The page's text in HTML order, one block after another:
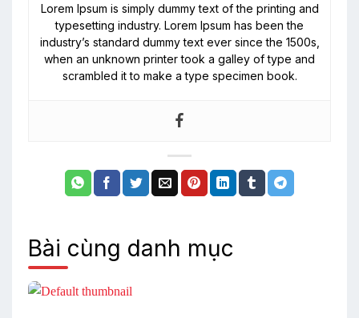
Lorem Ipsum is simply dummy text of the printing and
typesetting industry. Lorem Ipsum has been the
industry’s standard dummy text ever since the 1500s,
when an unknown printer took a galley of type and
scrambled it to make a type specimen book.
Bài cùng danh mục